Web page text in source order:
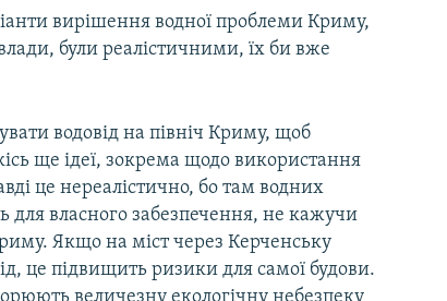
вирішення водної проблеми Криму,
були реалістичними, їх би вже
водовід на північ Криму, щоб
ще ідеї, зокрема щодо використання
це нереалістично, бо там водних
для власного забезпечення, не кажучи
Якщо на міст через Керченську
це підвищить ризики для самої будови.